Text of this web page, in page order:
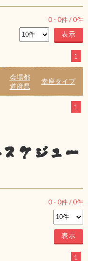
0 - 0件 /0件
1
会場都
道府県
幸座タイプ
1
ケジュー
0 - 0件 /0件
1